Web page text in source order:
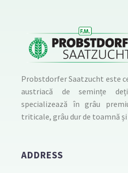
Probstdorfer Saatzucht este
austriacă de semințe
specializează în grâu
triticale, grâu dur de toamnă și
ADDRESS